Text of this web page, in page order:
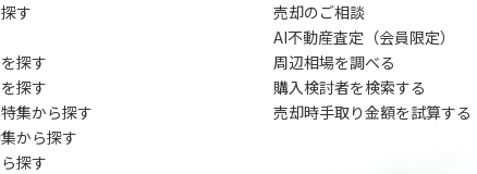
す
探す
探す
集から探す
から探す
探す
売却のご相談
AI不動産査定（会員限定）
周辺相場を調べる
購入検討者を検索する
売却時手取り金額を試算する